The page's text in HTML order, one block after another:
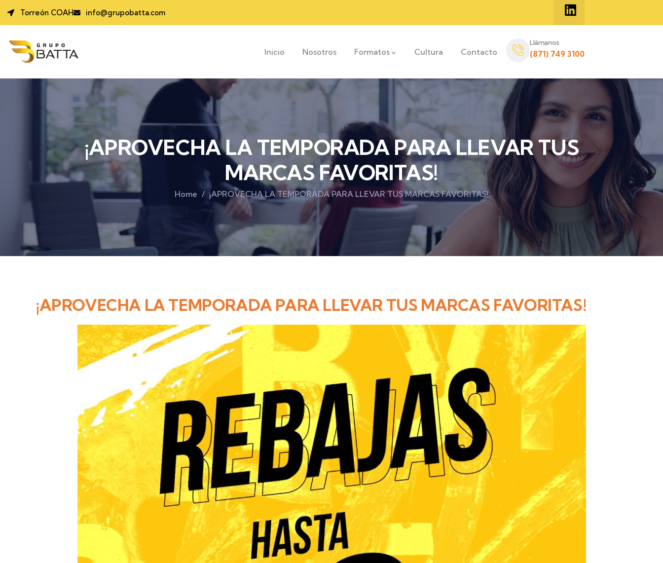
Torreón COAH info@grupobatta.com
Inicio Nosotros Formatos Cultura Contacto
Llámanos
(871) 749 3100
¡APROVECHA LA TEMPORADA PARA LLEVAR TUS
MARCAS FAVORITAS!
Home ¡APROVECHA LA TEMPORADA PARA LLEVAR TUS MARCAS FAVORITAS!
¡APROVECHA LA TEMPORADA PARA LLEVAR TUS MARCAS FAVORITAS!